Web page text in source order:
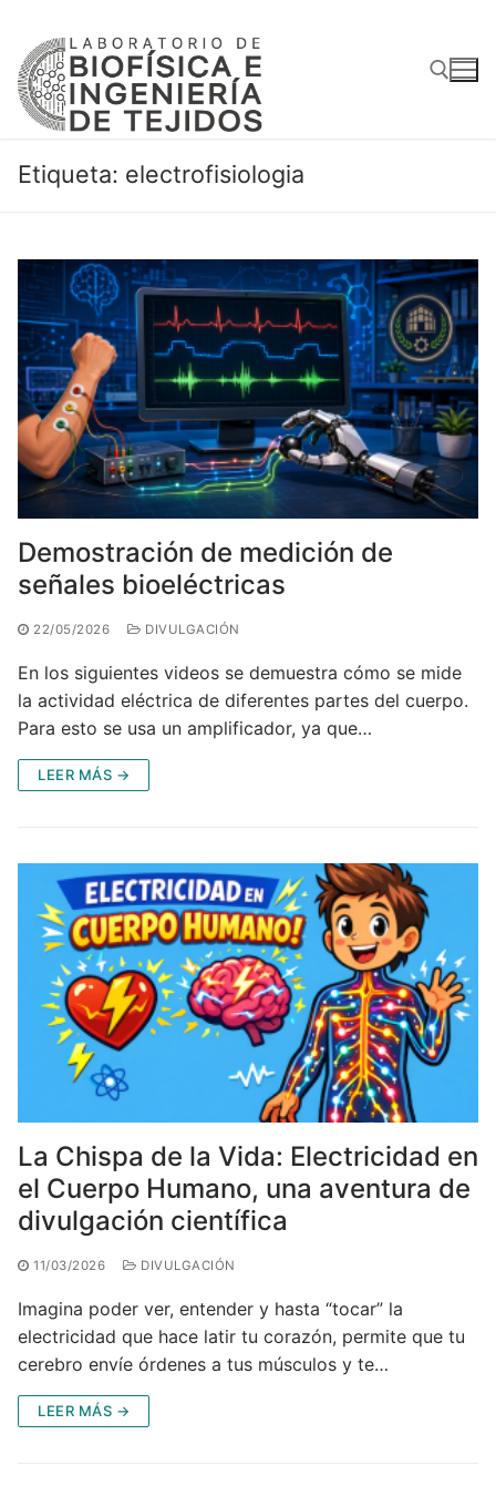
contenido
Buscar:
Etiqueta: electrofisiologia
Demostración de medición de
señales bioeléctricas
22/05/2026 DIVULGACIÓN
En los siguientes videos se demuestra cómo se mide
la actividad eléctrica de diferentes partes del cuerpo.
Para esto se usa un amplificador, ya que…
LEER MÁS →
La Chispa de la Vida: Electricidad en
el Cuerpo Humano, una aventura de
divulgación científica
11/03/2026 DIVULGACIÓN
Imagina poder ver, entender y hasta “tocar” la
electricidad que hace latir tu corazón, permite que tu
cerebro envíe órdenes a tus músculos y te…
LEER MÁS →